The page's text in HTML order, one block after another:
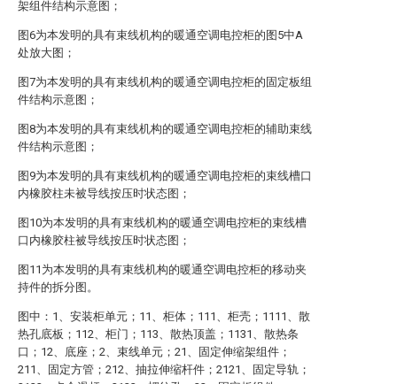
架组件结构示意图；
图6为本发明的具有束线机构的暖通空调电控柜的图5中A
处放大图；
图7为本发明的具有束线机构的暖通空调电控柜的固定板组
件结构示意图；
图8为本发明的具有束线机构的暖通空调电控柜的辅助束线
件结构示意图；
图9为本发明的具有束线机构的暖通空调电控柜的束线槽口
内橡胶柱未被导线按压时状态图；
图10为本发明的具有束线机构的暖通空调电控柜的束线槽
口内橡胶柱被导线按压时状态图；
图11为本发明的具有束线机构的暖通空调电控柜的移动夹
持件的拆分图。
图中：1、安装柜单元；11、柜体；111、柜壳；1111、散
热孔底板；112、柜门；113、散热顶盖；1131、散热条
口；12、底座；2、束线单元；21、固定伸缩架组件；
211、固定方管；212、抽拉伸缩杆件；2121、固定导轨；